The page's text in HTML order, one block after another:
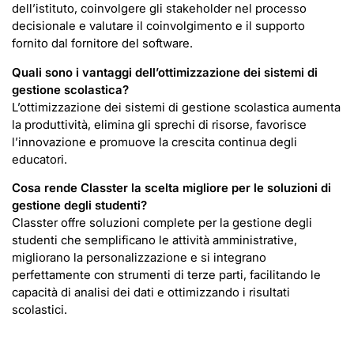
dell’istituto, coinvolgere gli stakeholder nel processo
decisionale e valutare il coinvolgimento e il supporto
fornito dal fornitore del software.
Quali sono i vantaggi dell’ottimizzazione dei sistemi di
gestione scolastica?
L’ottimizzazione dei sistemi di gestione scolastica aumenta
la produttività, elimina gli sprechi di risorse, favorisce
l’innovazione e promuove la crescita continua degli
educatori.
Cosa rende Classter la scelta migliore per le soluzioni di
gestione degli studenti?
Classter offre soluzioni complete per la gestione degli
studenti che semplificano le attività amministrative,
migliorano la personalizzazione e si integrano
perfettamente con strumenti di terze parti, facilitando le
capacità di analisi dei dati e ottimizzando i risultati
scolastici.